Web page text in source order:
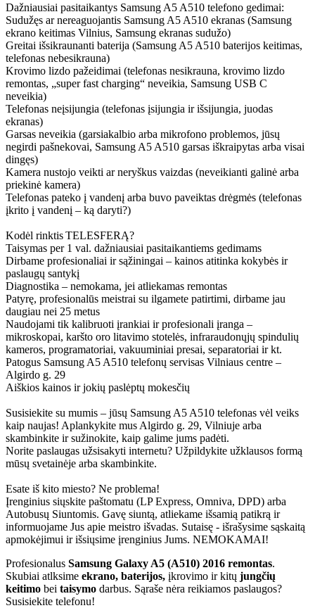
Dažniausiai pasitaikantys Samsung A5 A510 telefono gedimai:
Sudužęs ar nereaguojantis Samsung A5 A510 ekranas (Samsung
ekrano keitimas Vilnius, Samsung ekranas sudužo)
Greitai išsikraunanti baterija (Samsung A5 A510 baterijos keitimas,
telefonas nebesikrauna)
Krovimo lizdo pažeidimai (telefonas nesikrauna, krovimo lizdo
remontas, „super fast charging“ neveikia, Samsung USB C
neveikia)
Telefonas neįsijungia (telefonas įsijungia ir išsijungia, juodas
ekranas)
Garsas neveikia (garsiakalbio arba mikrofono problemos, jūsų
negirdi pašnekovai, Samsung A5 A510 garsas iškraipytas arba visai
dingęs)
Kamera nustojo veikti ar neryškus vaizdas (neveikianti galinė arba
priekinė kamera)
Telefonas pateko į vandenį arba buvo paveiktas drėgmės (telefonas
įkrito į vandenį – ką daryti?)
Kodėl rinktis TELESFERĄ?
Taisymas per 1 val. dažniausiai pasitaikantiems gedimams
Dirbame profesionaliai ir sąžiningai – kainos atitinka kokybės ir
paslaugų santykį
Diagnostika – nemokama, jei atliekamas remontas
Patyrę, profesionalūs meistrai su ilgamete patirtimi, dirbame jau
daugiau nei 25 metus
Naudojami tik kalibruoti įrankiai ir profesionali įranga –
mikroskopai, karšto oro litavimo stotelės, infraraudonųjų spindulių
kameros, programatoriai, vakuuminiai presai, separatoriai ir kt.
Patogus Samsung A5 A510 telefonų servisas Vilniaus centre –
Algirdo g. 29
Aiškios kainos ir jokių paslėptų mokesčių
Susisiekite su mumis – jūsų Samsung A5 A510 telefonas vėl veiks
kaip naujas! Aplankykite mus Algirdo g. 29, Vilniuje arba
skambinkite ir sužinokite, kaip galime jums padėti.
Norite paslaugas užsisakyti internetu? Užpildykite užklausos formą
mūsų svetainėje arba skambinkite.
Esate iš kito miesto? Ne problema!
Įrenginius siųskite paštomatu (LP Express, Omniva, DPD) arba
Autobusų Siuntomis. Gavę siuntą, atliekame išsamią patikrą ir
informuojame Jus apie meistro išvadas. Sutaisę - išrašysime sąskaitą
apmokėjimui ir išsiųsime įrenginius Jums. NEMOKAMAI!
Profesionalus Samsung Galaxy A5 (A510) 2016 remontas.
Skubiai atlksime ekrano, baterijos, įkrovimo ir kitų jungčių
keitimo bei taisymo darbus. Sąraše nėra reikiamos paslaugos?
Susisiekite telefonu!